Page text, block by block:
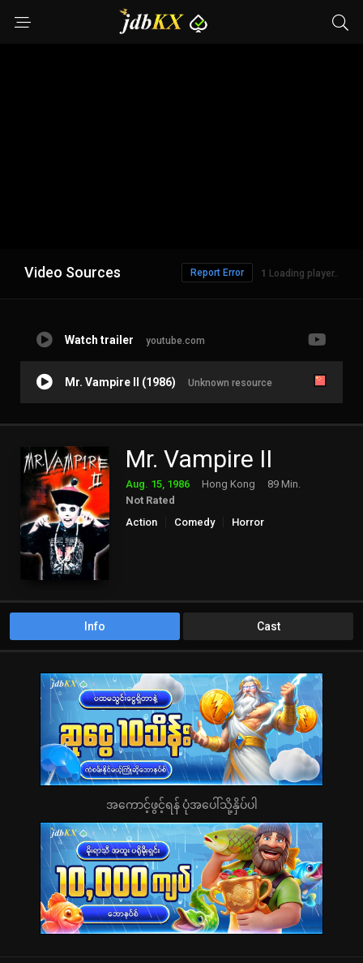
Video Sources Loading player..
Report Error
Watch trailer youtube.com
Mr. Vampire II (1986) Unknown resource
Mr. Vampire II
Aug. 15, 1986 Hong Kong
89 Min.
Not Rated
Action
Comedy Horror
Info Cast
အကောင့်ဖွင့်ရန် ပုံအပေါ်သို့နှိပ်ပါ